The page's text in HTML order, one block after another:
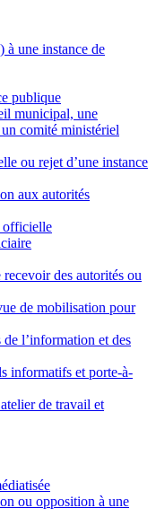
à une instance de
publique
municipal, une
comité ministériel
ou rejet d’une instance
aux autorités
officielle
des autorités ou
de mobilisation pour
l’information et des
informatifs et porte-à-
de travail et
ou opposition à une